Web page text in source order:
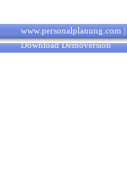
www.personalplanung.com
Download Demoversion